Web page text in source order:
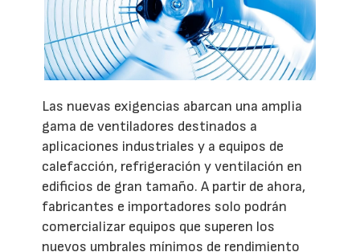
Las nuevas exigencias abarcan una amplia
gama de ventiladores destinados a
aplicaciones industriales y a equipos de
calefacción, refrigeración y ventilación en
edificios de gran tamaño. A partir de ahora,
fabricantes e importadores solo podrán
comercializar equipos que superen los
nuevos umbrales mínimos de rendimiento